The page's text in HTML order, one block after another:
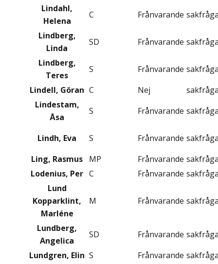
Lindahl,
Helena
C Frånvarande
Lindberg,
Linda
SD Frånvarande
Lindberg,
Teres
S Frånvarande
Lindell, Göran C Nej
Lindestam,
Åsa
S Frånvarande
Lindh, Eva S Frånvarande
Ling, Rasmus
MP Frånvarande
Lodenius, Per C Frånvarande
Lund
Kopparklint,
Marléne
M Frånvarande
Lundberg,
Angelica
SD Frånvarande
Lundgren, Elin S Frånvarande